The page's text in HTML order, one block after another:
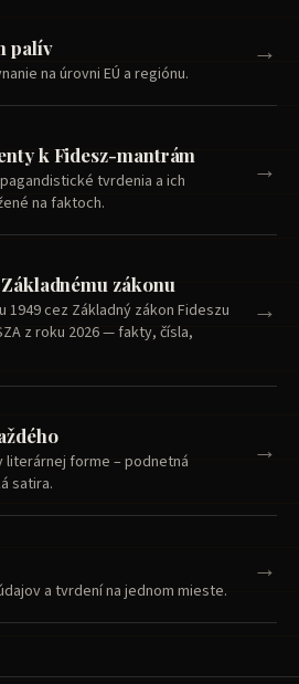
palív
na úrovni EÚ a regiónu.
→
k Fidesz-mantrám
tvrdenia a ich
na faktoch.
→
zákonu
1949 cez Základný zákon Fideszu
z roku 2026 — fakty, čísla,
→
literárnej forme – podnetná
satira.
→
a tvrdení na jednom mieste.
→